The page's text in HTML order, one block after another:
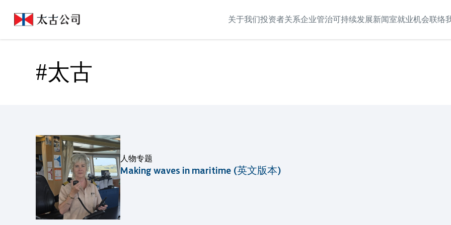
关于我们投资者关系企业管治可持续发展新闻室就业机会联络
#太古
#太古
人物专题
Making waves in maritime (英文版本)